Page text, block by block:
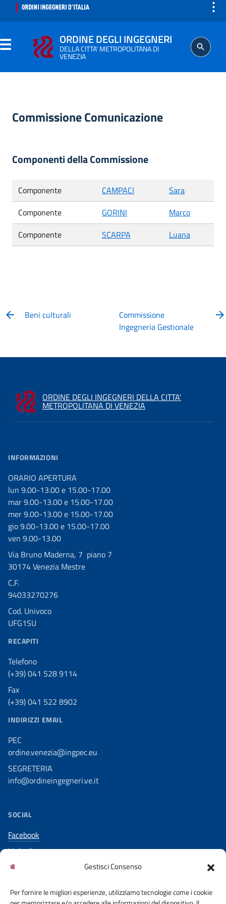
Gestisci Consenso
Per fornire le migliori esperienze, utilizziamo tecnologie come i cookie
⋮
ORDINE DEGLI INGEGNERI
DELLA CITTA' METROPOLITANA DI
VENEZIA
SEGRETERIA
AGGIORNAMENTO PROFESSIONALE
Commissione Comunicazione
Componenti della Commissione
Componente CAMPACI
Sara
Componente
GORINI
Marco
Componente
SCARPA Luana
Beni culturali
Commissione
Ingegneria Gestionale
ORDINE DEGLI INGEGNERI DELLA CITTA'
METROPOLITANA DI VENEZIA
INFORMAZIONI
ORARIO APERTURA
lun 9.00-13.00 e 15.00-17.00
mar 9.00-13.00 e 15.00-17.00
mer 9.00-13.00 e 15.00-17.00
gio 9.00-13.00 e 15.00-17.00
ven 9.00-13.00
Via Bruno Maderna, 7 piano 7
30174 Venezia Mestre
C.F.
94033270276
Cod. Univoco
UFG1SU
RECAPITI
Telefono
(+39) 041 528 9114
Fax
(+39) 041 522 8902
INDIRIZZI EMAIL
PEC
ordine.venezia@ingpec.eu
SEGRETERIA
info@ordineingegneri.ve.it
SOCIAL
Facebook
LinkedIn
YouTube